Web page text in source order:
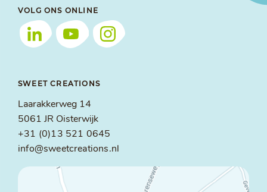
VOLG ONS ONLINE
SWEET CREATIONS
Laarakkerweg 14
5061 JR Oisterwijk
+31 (0)13 521 0645
info@sweetcreations.nl